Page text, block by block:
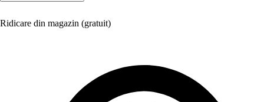
Ridicare din magazin (gratuit)